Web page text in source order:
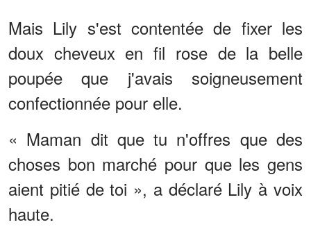
Mais Lily s'est contentée de fixer les
doux cheveux en fil rose de la belle
poupée que j'avais soigneusement
confectionnée pour elle.
« Maman dit que tu n'offres que des
choses bon marché pour que les gens
aient pitié de toi », a déclaré Lily à voix
haute.